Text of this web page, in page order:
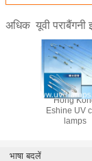
अधिक यूवी
Hong
Eshine UV
lamps
भाषा बदलें